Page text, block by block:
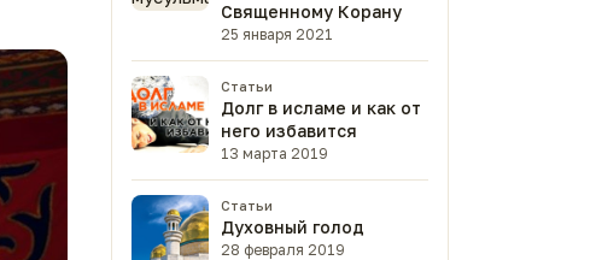
Священному Корану
25 января 2021
Статьи
Долг в исламе и как от
него избавится
13 марта 2019
Статьи
Духовный голод
28 февраля 2019